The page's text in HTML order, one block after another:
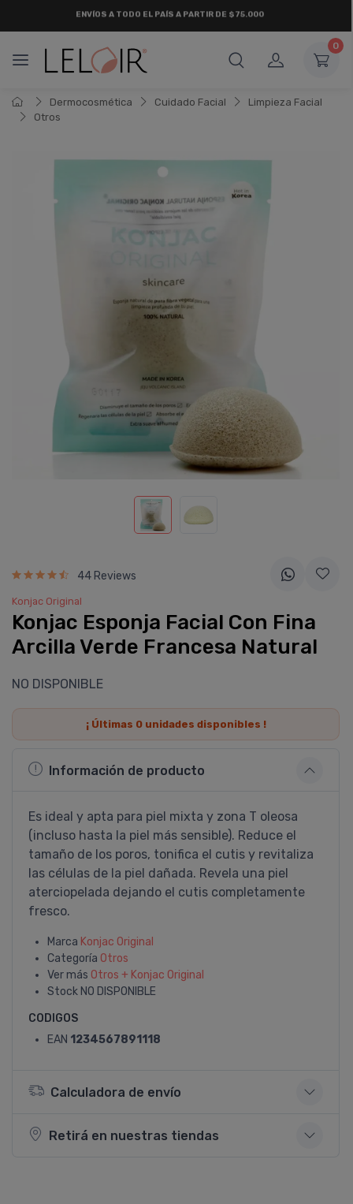
¡ HASTA 6 CUOTAS SIN INTERÉSY 18 CUOTAS FIJAS !
0
Dermocosmética Cuidado Facial
Limpieza Facial
Otros
44 Reviews
Konjac Original
Konjac Esponja Facial Con Fina
Arcilla Verde Francesa Natural
NO DISPONIBLE
¡ Últimas 0unidades disponibles !
Información de producto
Es ideal y apta para piel mixta y zona T oleosa
(incluso hasta la piel más sensible). Reduce el
tamaño de los poros, tonifica el cutis y revitaliza
las células de la piel dañada. Revela una piel
aterciopelada dejando el cutis completamente
fresco.
Marca Konjac Original
Categoría Otros
Ver más Otros + Konjac Original
Stock NO DISPONIBLE
CODIGOS
EAN 1234567891118
Calculadora de envío
Retirá en nuestras tiendas